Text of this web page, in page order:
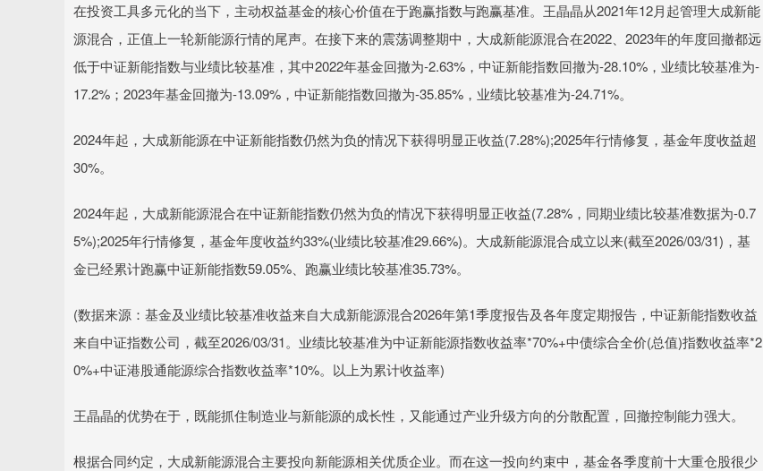
在投资工具多元化的当下，主动权益基金的核心价值在于跑赢指数与跑赢基准。王晶晶从2021年12月起管理大成新能
源混合，正值上一轮新能源行情的尾声。在接下来的震荡调整期中，大成新能源混合在2022、2023年的年度回撤都远
低于中证新能指数与业绩比较基准，其中2022年基金回撤为-2.63%，中证新能指数回撤为-28.10%，业绩比较基准为-
17.2%；2023年基金回撤为-13.09%，中证新能指数回撤为-35.85%，业绩比较基准为-24.71%。
2024年起，大成新能源在中证新能指数仍然为负的情况下获得明显正收益(7.28%);2025年行情修复，基金年度收益超
30%。
2024年起，大成新能源混合在中证新能指数仍然为负的情况下获得明显正收益(7.28%，同期业绩比较基准数据为-0.7
5%);2025年行情修复，基金年度收益约33%(业绩比较基准29.66%)。大成新能源混合成立以来(截至2026/03/31)，基
金已经累计跑赢中证新能指数59.05%、跑赢业绩比较基准35.73%。
(数据来源：基金及业绩比较基准收益来自大成新能源混合2026年第1季度报告及各年度定期报告，中证新能指数收益
来自中证指数公司，截至2026/03/31。业绩比较基准为中证新能源指数收益率*70%+中债综合全价(总值)指数收益率*2
0%+中证港股通能源综合指数收益率*10%。以上为累计收益率)
王晶晶的优势在于，既能抓住制造业与新能源的成长性，又能通过产业升级方向的分散配置，回撤控制能力强大。
根据合同约定，大成新能源混合主要投向新能源相关优质企业。而在这一投向约束中，基金各季度前十大重仓股很少